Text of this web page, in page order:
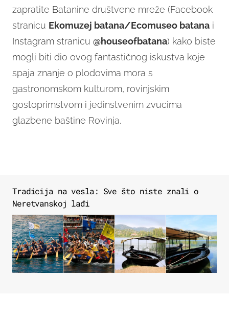
zapratite Batanine društvene mreže (Facebook
stranicu Ekomuzej batana/Ecomuseo batana i
Instagram stranicu @houseofbatana) kako biste
mogli biti dio ovog fantastičnog iskustva koje
spaja znanje o plodovima mora s
gastronomskom kulturom, rovinjskim
gostoprimstvom i jedinstvenim zvucima
glazbene baštine Rovinja.
Tradicija na vesla: Sve što niste znali o
Neretvanskoj lađi